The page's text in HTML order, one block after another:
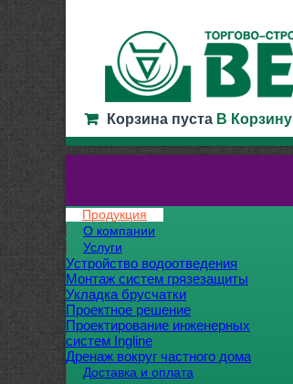
Корзина пуста В Корзину
Продукция
О компании
Услуги
Устройство водоотведения
Монтаж систем грязезащиты
Укладка брусчатки
Проектное решение
Проектирование инженерных
систем Ingline
Дренаж вокруг частного дома
Доставка и оплата